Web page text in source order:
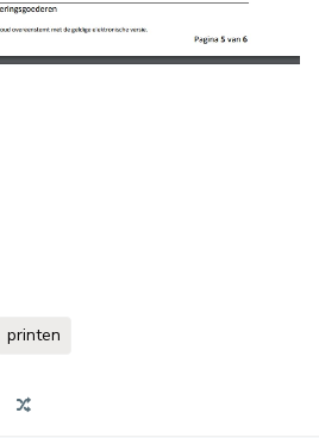
printen